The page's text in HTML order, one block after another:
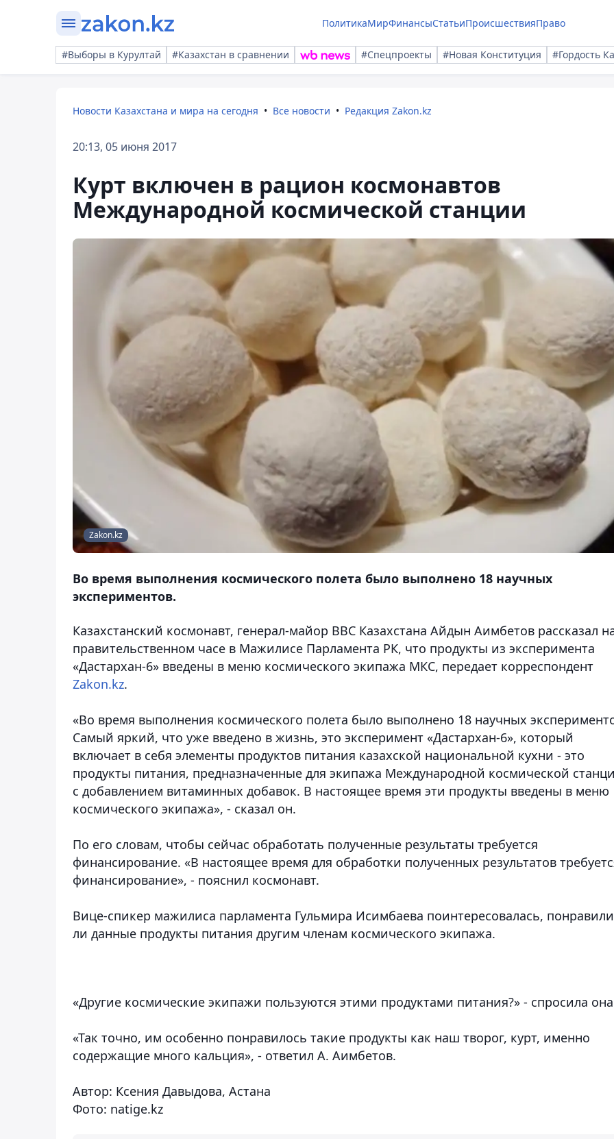
ПолитикаМирФинансыСтатьиПроисшествияПраво
#Выборы в Курултай #Казахстан в сравнении #Спецпроекты #Новая Конституция #Гордость
Новости Казахстана и мира на сегодня Все новости Редакция Zakon.kz
20:13, 05 июня 2017
Курт включен в рацион космонавтов
Международной космической станции
Zakon.kz
Во время выполнения космического полета было выполнено 18 научных
экспериментов.
Казахстанский космонавт, генерал-майор ВВС Казахстана Айдын Аимбетов рассказал
правительственном часе в Мажилисе Парламента РК, что продукты из эксперимента
«Дастархан-6» введены в меню космического экипажа МКС, передает корреспондент
Zakon.kz.
«Во время выполнения космического полета было выполнено 18 научных
Самый яркий, что уже введено в жизнь, это эксперимент «Дастархан-6», который
включает в себя элементы продуктов питания казахской национальной кухни - это
продукты питания, предназначенные для экипажа Международной космической
с добавлением витаминных добавок. В настоящее время эти продукты введены в меню
космического экипажа», - сказал он.
По его словам, чтобы сейчас обработать полученные результаты требуется
финансирование. «В настоящее время для обработки полученных результатов
финансирование», - пояснил космонавт.
Вице-спикер мажилиса парламента Гульмира Исимбаева поинтересовалась,
ли данные продукты питания другим членам космического экипажа.
«Другие космические экипажи пользуются этими продуктами питания?» - спросила
«Так точно, им особенно понравилось такие продукты как наш творог, курт, именно
содержащие много кальция», - ответил А. Аимбетов.
Автор: Ксения Давыдова, Астана
Фото: natige.kz